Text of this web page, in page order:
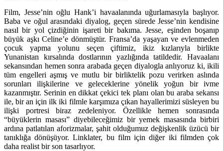
Film, Jesse’nin oğlu Hank’i havaalanında uğurlamasıyla başlıyor.
Baba ve oğul arasındaki diyalog, geçen sürede Jesse’nin kendisine
nasıl bir yol çizdiğinin işareti bir bakıma. Jesse, eşinden boşanıp
büyük aşkı Celine’e dönmüştür. Fransa’da yaşayan ve evlenmeden
çocuk yapma yolunu seçen çiftimiz, ikiz kızlarıyla birlikte
Yunanistan kırsalında dostlarının yazlığında tatildedir. Havaalanı
sekansından hemen sonra arabada geçen diyalogla anlıyoruz ki, ikili
tüm engelleri aşmış ve mutlu bir birliktelik pozu verirken aslında
sorunları ilişkilerine ve geleceklerine yönelik yoğun bir ivme
kazanmıştır. Serinin en dikkat çekici tek planı olan bu araba sekansı
ile, bir an için ilk iki filmle karşımıza çıkan hayallerimizi süsleyen bu
ilişki portresi biraz zedeleniyor. Özellikle hemen sonrasında
“büyüklerin masası” diyebileceğimiz bir yemek masasında birbiri
ardına patlatılan aforizmalar, şahit olduğumuz değişkenlik üzücü bir
tanıklığa dönüşüyor. Linklater, bu film için diğer iki filmden çok
daha realist bir son tasarlıyor.